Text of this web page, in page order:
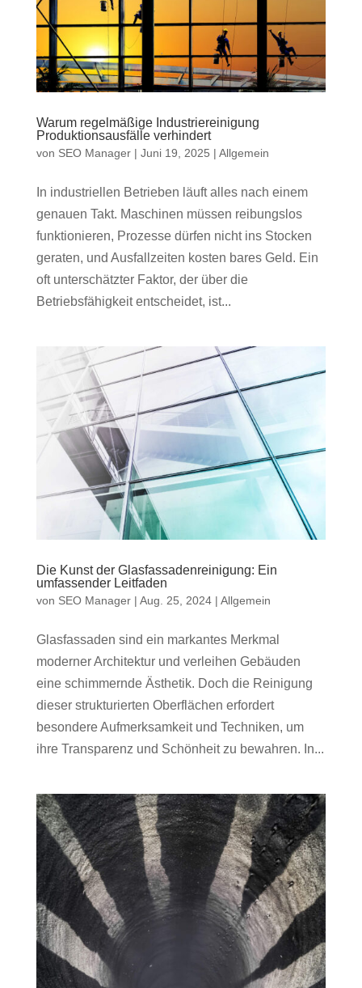
Warum regelmäßige Industriereinigung
Produktionsausfälle verhindert
von SEO Manager| Juni 19, 2025 | Allgemein
In industriellen Betrieben läuft alles nach einem
genauen Takt. Maschinen müssen reibungslos
funktionieren, Prozesse dürfen nicht ins Stocken
geraten, und Ausfallzeiten kosten bares Geld. Ein
oft unterschätzter Faktor, der über die
Betriebsfähigkeit entscheidet, ist...
Die Kunst der Glasfassadenreinigung: Ein
umfassender Leitfaden
von SEO Manager| Aug. 25, 2024| Allgemein
Glasfassaden sind ein markantes Merkmal
moderner Architektur und verleihen Gebäuden
eine schimmernde Ästhetik. Doch die Reinigung
dieser strukturierten Oberflächen erfordert
besondere Aufmerksamkeit und Techniken, um
ihre Transparenz und Schönheit zu bewahren. In...